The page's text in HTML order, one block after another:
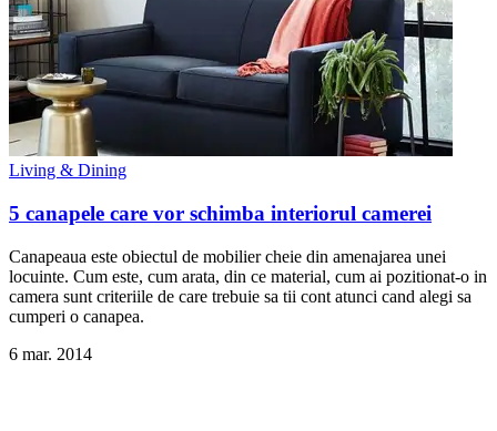
Living & Dining
5 canapele care vor schimba interiorul camerei
Canapeaua este obiectul de mobilier cheie din amenajarea unei
locuinte. Cum este, cum arata, din ce material, cum ai pozitionat-o in
camera sunt criteriile de care trebuie sa tii cont atunci cand alegi sa
cumperi o canapea.
6 mar. 2014